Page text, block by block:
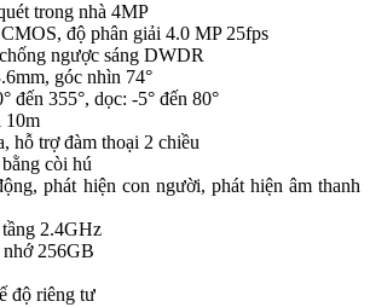
trong nhà 4MP
độ phân giải 4.0 MP 25fps
ngược sáng DWDR
góc nhìn 74°
đến 355°, dọc: -5° đến 80°
10m
hỗ trợ đàm thoại 2 chiều
còi hú
phát hiện con người, phát hiện âm thanh
2.4GHz
256GB
độ riêng tư